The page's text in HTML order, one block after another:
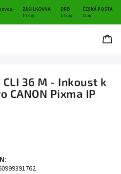
ZÁSILKOVNA DPD ČESKÁ POŠTA
1-2 dny 1-2 dny 2 dny
CLI 36 M - Inkoust k
CANON Pixma IP
: